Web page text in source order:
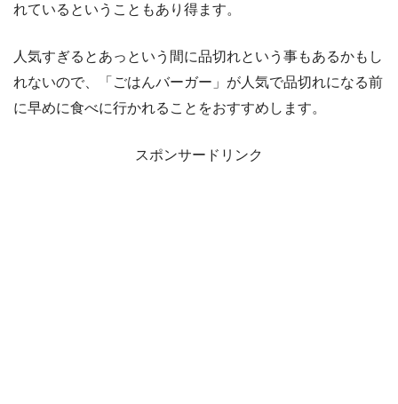
れているということもあり得ます。
人気すぎるとあっという間に品切れという事もあるかもし
れないので、「ごはんバーガー」が人気で品切れになる前
に早めに食べに行かれることをおすすめします。
スポンサードリンク